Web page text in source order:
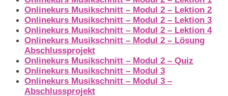
Onlinekurs Musikschnitt – Modul 2 – Lektion 2
Onlinekurs Musikschnitt – Modul 2 – Lektion 3
Onlinekurs Musikschnitt – Modul 2 – Lektion 4
Onlinekurs Musikschnitt – Modul 2 – Lösung
Abschlussprojekt
Onlinekurs Musikschnitt – Modul 2 – Quiz
Onlinekurs Musikschnitt – Modul 3
Onlinekurs Musikschnitt – Modul 3 –
Abschlussprojekt